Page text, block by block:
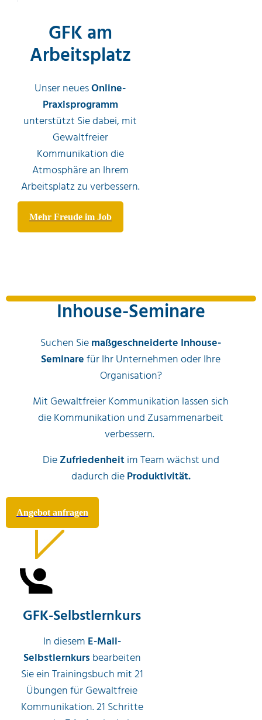
GFK am
Arbeitsplatz
Unser neuesOnline-
Praxisprogramm
unterstützt Sie dabei, mit
Gewaltfreier
Kommunikation die
Atmosphäre an Ihrem
Arbeitsplatz zu verbessern.
Mehr Freude im Job
Inhouse-Seminare
Suchen Siemaßgeschneiderte Inhouse-
Seminarefür Ihr Unternehmen oder Ihre
Organisation?
Mit Gewaltfreier Kommunikation lassen sich
die Kommunikation und Zusammenarbeit
verbessern.
DieZufriedenheitim Team wächst und
dadurch dieProduktivität.
Angebot anfragen
GFK-Selbstlernkurs
In diesem E-Mail-
Selbstlernkurs bearbeiten
Sie ein Trainingsbuch mit 21
Übungen für Gewaltfreie
Kommunikation. 21 Schritte